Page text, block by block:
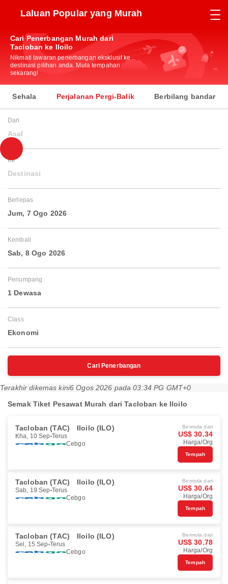
Laluan Popular yang Murah
Cari Penerbangan Murah dari
Tacloban ke Iloilo
Nikmati tawaran penerbangan eksklusif ke
destinasi pilihan anda. Mula tempahan
sekarang!
Sehala Perjalanan Pergi-Balik Berbilang bandar
Dari
Asal
Ke
Destinasi
Berlepas
Jum, 7 Ogo 2026
Kembali
Sab, 8 Ogo 2026
Penumpang
1 Dewasa
Class
Ekonomi
Cari Penerbangan
Terakhir dikemas kini6 Ogos 2026 pada 03:34 PG GMT+0
Semak Tiket Pesawat Murah dari Tacloban ke Iloilo
Tacloban (TAC) Iloilo (ILO)
Kha, 10 Sep Terus
Cebgo
Bermula dari
US$ 30.34
Harga/Org
Tempah
Tacloban (TAC) Iloilo (ILO)
Sab, 19 Sep Terus
Cebgo
Bermula dari
US$ 30.64
Harga/Org
Tempah
Tacloban (TAC) Iloilo (ILO)
Sel, 15 Sep Terus
Cebgo
Bermula dari
US$ 30.78
Harga/Org
Tempah